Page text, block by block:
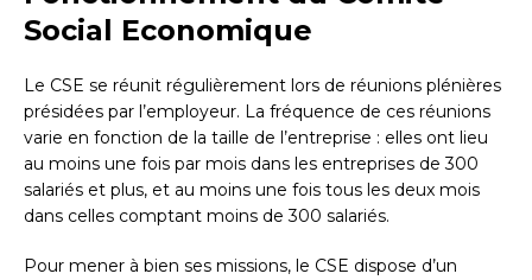
Social Economique
Le CSE se réunit régulièrement lors de réunions plénières
présidées par l’employeur. La fréquence de ces réunions
varie en fonction de la taille de l’entreprise : elles ont lieu
au moins une fois par mois dans les entreprises de 300
salariés et plus, et au moins une fois tous les deux mois
dans celles comptant moins de 300 salariés.
Pour mener à bien ses missions, le CSE dispose d’un